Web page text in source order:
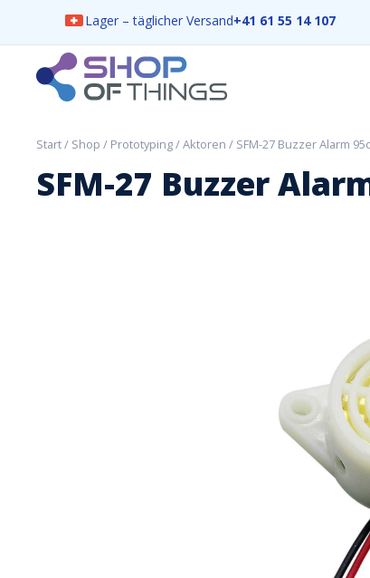
Lager – täglicher Versand+41 61 55 14 107
ShopOfThings
Start/ Shop / Prototyping/Aktoren / SFM-27 Buzzer Alarm
SFM-27 Buzzer